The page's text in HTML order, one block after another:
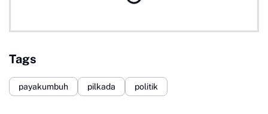
Tags
payakumbuh pilkada politik